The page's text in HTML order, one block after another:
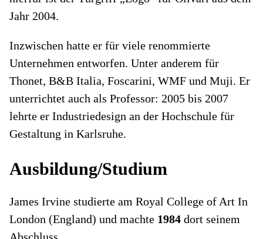
Jahr 2004.
Inzwischen hatte er für viele renommierte
Unternehmen entworfen. Unter anderem für
Thonet, B&B Italia, Foscarini, WMF und Muji. Er
unterrichtet auch als Professor: 2005 bis 2007
lehrte er Industriedesign an der Hochschule für
Gestaltung in Karlsruhe.
Ausbildung/Studium
James Irvine studierte am Royal College of Art In
London (England) und machte 1984 dort seinem
Abschluss.